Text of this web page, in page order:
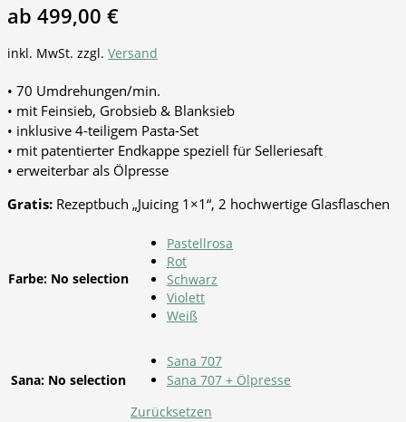
ab 499,00 €
inkl. MwSt. zzgl. Versand
• 70 Umdrehungen/min.
• mit Feinsieb, Grobsieb & Blanksieb
• inklusive 4-teiligem Pasta-Set
• mit patentierter Endkappe speziell für Selleriesaft
• erweiterbar als Ölpresse
Gratis: Rezeptbuch „Juicing 1×1“, 2 hochwertige Glasflaschen
Farbe: No selection
Pastellrosa
Rot
Schwarz
Violett
Weiß
Sana: No selection
Sana 707
Sana 707 + Ölpresse
Zurücksetzen